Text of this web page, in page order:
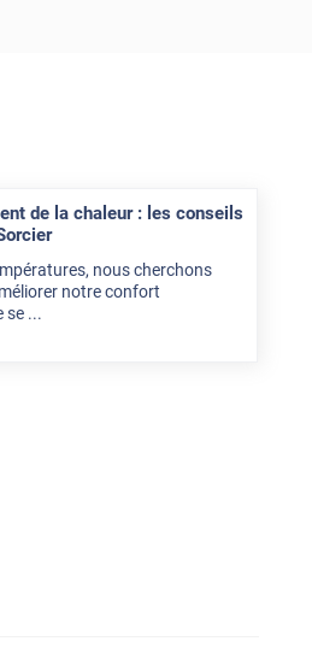
de la chaleur : les conseils
nous cherchons
notre confort
se ...